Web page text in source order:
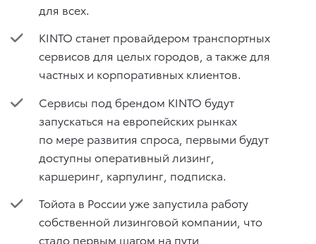
для всех.
KINTO станет провайдером транспортных
сервисов для целых городов, а также для
частных и корпоративных клиентов.
Сервисы под брендом KINTO будут
запускаться на европейских рынках
по мере развития спроса, первыми будут
доступны оперативный лизинг,
каршеринг, карпулинг, подписка.
Тойота в России уже запустила работу
собственной лизинговой компании, что
стало первым шагом на пути